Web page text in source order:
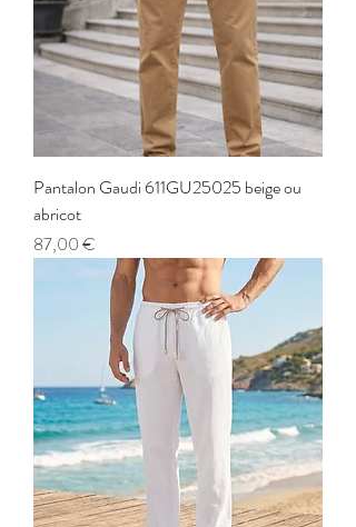
Pantalon Gaudi 611GU25025 beige ou
abricot
Prix
87,00 €